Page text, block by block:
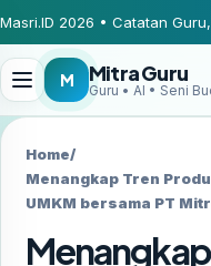
Masri.ID 2026 • Catatan
M Mitra Guru
Home/
Menangkap Tren
UMKM bersama PT